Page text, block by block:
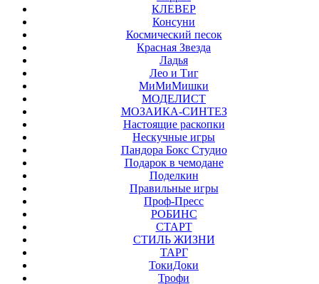
КЛЕВЕР
Консуни
Космический песок
Красная Звезда
Ладья
Лео и Тиг
МиМиМишки
МОДЕЛИСТ
МОЗАИКА-СИНТЕЗ
Настоящие раскопки
Нескучные игры
Пандора Бокс Студио
Подарок в чемодане
Поделкин
Правильные игры
Проф-Пресс
РОБИНС
СТАРТ
СТИЛЬ ЖИЗНИ
ТАРГ
ТокиДоки
Трофи